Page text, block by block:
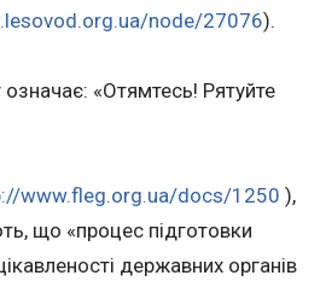
node/27076).
«Отямтесь! Рятуйте
www.fleg.org.ua/docs/1250 ),
що «процес підготовки
державних органів